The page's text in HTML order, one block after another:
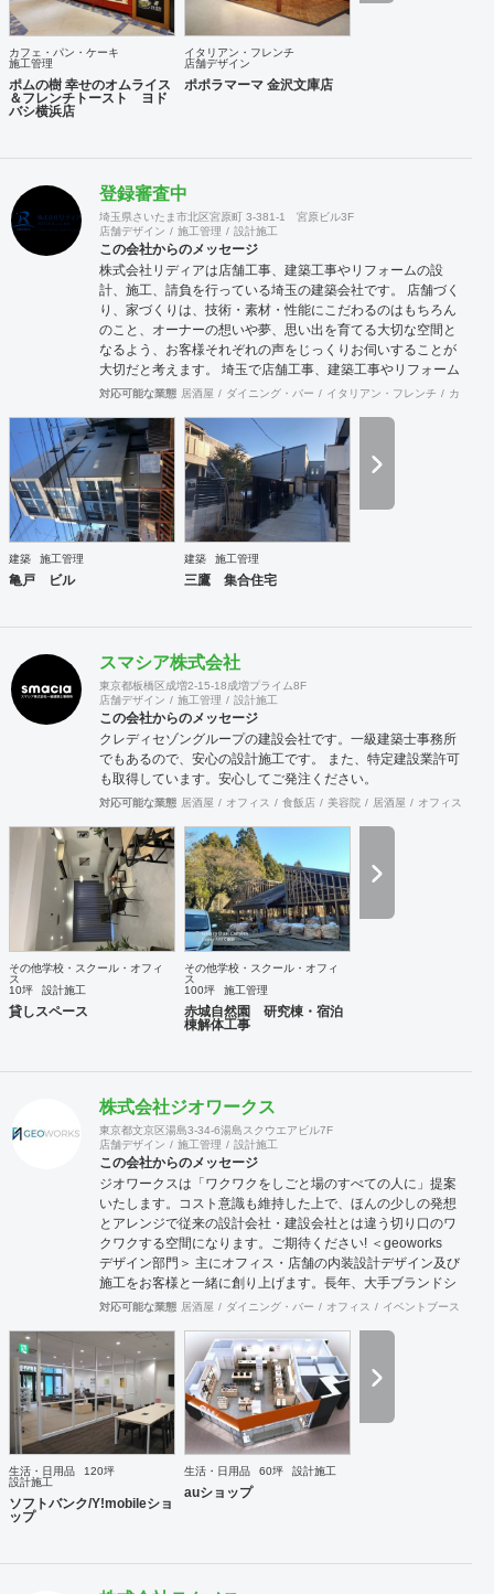
カフェ・パン・ケーキ
施工管理
ポムの樹 幸せのオムライス
＆フレンチトースト ヨド
バシ横浜店
イタリアン・フレンチ
店舗デザイン
ポポラマーマ 金沢文庫店
登録審査中
埼玉県さいたま市北区宮原町 3-381-1 宮原ビル3F
店舗デザイン
施工管理 設計施工
この会社からのメッセージ
株式会社リディアは店舗工事、建築工事やリフォームの設
計、施工、請負を行っている埼玉の建築会社です。 店舗づく
り、家づくりは、技術・素材・性能にこだわるのはもちろん
のこと、オーナーの想いや夢、思い出を育てる大切な空間と
なるよう、お客様それぞれの声をじっくりお伺いすることが
大切だと考えます。 埼玉で店舗工事、建築工事やリフォーム
をお考えの方はお気軽に私たちにご相談ください。
対応可能な業態 居酒屋 ダイニング・バー イタリアン・フレンチ カフェ
建築 施工管理
亀戸 ビル
建築 施工管理
三鷹 集合住宅
スマシア株式会社
東京都板橋区成増2-15-18成増プライム8F
店舗デザイン
施工管理 設計施工
この会社からのメッセージ
クレディセゾングループの建設会社です。一級建築士事務所
でもあるので、安心の設計施工です。 また、特定建設業許可
も取得しています。安心してご発注ください。
対応可能な業態 居酒屋 オフィス 食飯店 美容院 居酒屋 オフィス
その他学校・スクール・オフィ
ス
10坪
設計施工
貸しスペース
その他学校・スクール・オフィ
ス
100坪
施工管理
赤城自然園 研究棟・宿泊
棟解体工事
株式会社ジオワークス
東京都文京区湯島3-34-6湯島スクウエアビル7F
店舗デザイン
施工管理 設計施工
この会社からのメッセージ
ジオワークスは「ワクワクをしごと場のすべての人に」提案
いたします。コスト意識も維持した上で、ほんの少しの発想
とアレンジで従来の設計会社・建設会社とは違う切り口のワ
クワクする空間になります。ご期待ください! ＜geoworks
デザイン部門＞ 主にオフィス・店舗の内装設計デザイン及び
施工をお客様と一緒に創り上げます。長年、大手ブランドシ
ョップ指定業者の施工知識もあり、商業施設、ロードサイ
team geoworks チーム:ジオワークス＞ 会社創業からの「内
装工事職」+「電気専門職」の自社施工チームがおります。
長年にわたり、クオリティー向上してまいりました。伝達・
理解スピードも速い為、結果、業界いち施工期間が速いと自
負しております。 対応可能エリア 関東・東北・東海・北
陸・関西・中国・九州エリア ※北海道・四国・沖縄・離島
対応可能な業態 居酒屋 ダイニング・バー オフィス イベントブース・シ
生活・日用品
120坪
設計施工
ソフトバンク/Y!mobileショ
ップ
生活・日用品 60坪 設計施工
auショップ